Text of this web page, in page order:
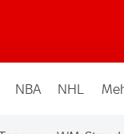
NBA NHL